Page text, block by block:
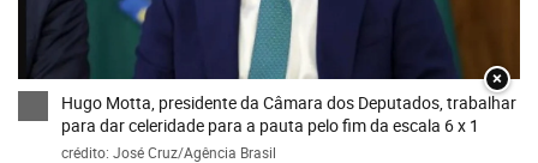
×
Hugo Motta, presidente da Câmara dos Deputados, trabalhar
para dar celeridade para a pauta pelo fim da escala 6 x 1
crédito: José Cruz/Agência Brasil